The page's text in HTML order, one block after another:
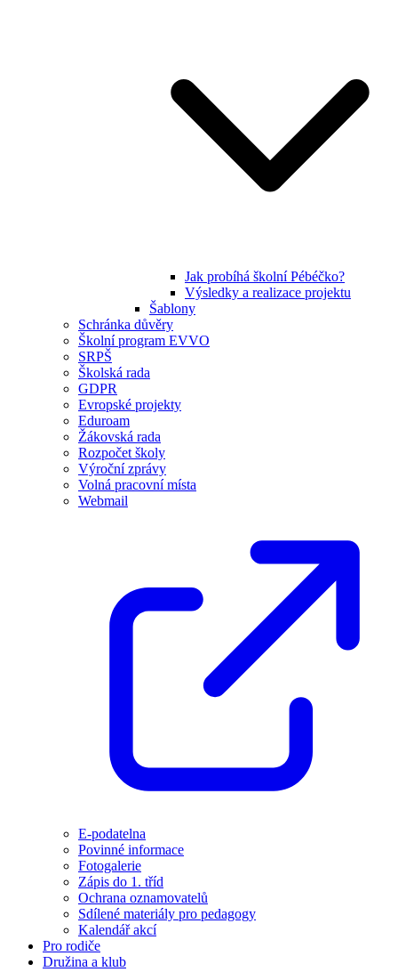
Jak probíhá školní Pébéčko?
Výsledky a realizace projektu
Šablony
Schránka důvěry
Školní program EVVO
SRPŠ
Školská rada
GDPR
Evropské projekty
Eduroam
Žákovská rada
Rozpočet školy
Výroční zprávy
Volná pracovní místa
Webmail
E-podatelna
Povinné informace
Fotogalerie
Zápis do 1. tříd
Ochrana oznamovatelů
Sdílené materiály pro pedagogy
Kalendář akcí
Pro rodiče
Družina a klub